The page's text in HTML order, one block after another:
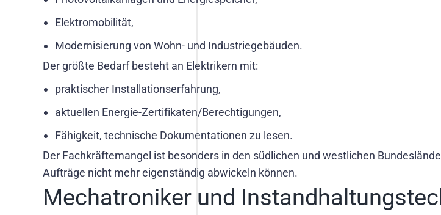
Elektromobilität,
Modernisierung von Wohn- und Industriegebäuden.
Der größte Bedarf besteht an Elektrikern mit:
praktischer Installationserfahrung,
aktuellen Energie-Zertifikaten/Berechtigungen,
Fähigkeit, technische Dokumentationen zu lesen.
Der Fachkräftemangel ist besonders in den südlichen und westlichen
Aufträge nicht mehr eigenständig abwickeln können.
Mechatroniker und